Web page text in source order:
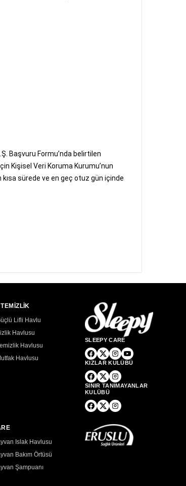
Başvuru Formu’nda belirtilen
Kişisel Veri Koruma Kurumu’nun
sürede ve en geç otuz gün içinde
Lifli Havlu
Havlusu
Havlusu
Havlusu
Islak Havlusu
Bakım Örtüsü
Şampuanı
SLEEPY CARE
KIZLAR KULÜBÜ
SINIR TANIMAYANLAR
KULÜBÜ